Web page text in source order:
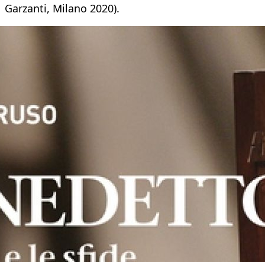
Garzanti, Milano 2020).